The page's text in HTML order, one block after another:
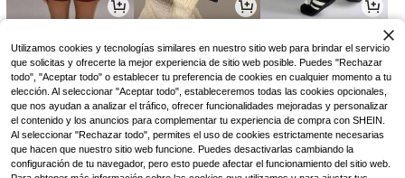
Utilizamos cookies y tecnologías similares en nuestro sitio web para brindar el servicio
que solicitas y ofrecerte la mejor experiencia de sitio web posible. Puedes "Rechazar
todo", "Aceptar todo" o establecer tu preferencia de cookies en cualquier momento a tu
elección. Al seleccionar "Aceptar todo", estableceremos todas las cookies opcionales,
que nos ayudan a analizar el tráfico, ofrecer funcionalidades mejoradas y personalizar
el contenido y los anuncios para complementar tu experiencia de compra con SHEIN.
Al seleccionar "Rechazar todo", permites el uso de cookies estrictamente necesarias
que hacen que nuestro sitio web funcione. Puedes desactivarlas cambiando la
configuración de tu navegador, pero esto puede afectar el funcionamiento del sitio web.